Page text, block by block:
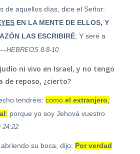
de aquellos días, dice el Señor:
EN LA MENTE DE ELLOS, Y
LAS ESCRIBIRÉ; Y seré a
—HEBREOS 8:8-10
ni vivo en Israel, y no tengo
de reposo, ¿cierto?
tendréis: comoel extranjero
: porque yo soy Jehová vuestro
su boca, dijo: Por verdad